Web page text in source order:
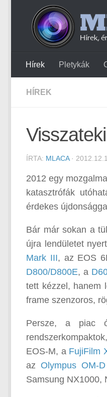
Hírek Pletykák
HÍREK
ÍRTA: MLACA·
2012 egy
katasztrófák
érdekes
Bár már sokan a
újra lendületet
Mark III, az EOS
D800/D800E, a
tett kézzel, hanem
frame szenzoros,
Persze, a piac
EOS-M, a FujiFilm
az Olympus OM-
Samsung NX1000,